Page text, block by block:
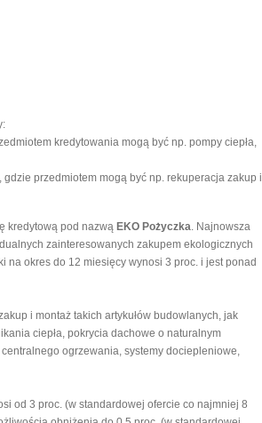
kredytowania mogą być np. pompy ciepła,
, gdzie przedmiotem mogą być np. rekuperacja zakup i
kredytową pod nazwą EKO Pożyczka. Najnowsza
zainteresowanych zakupem ekologicznych
na okres do 12 miesięcy wynosi 3 proc. i jest ponad
i montaż takich artykułów budowlanych, jak
ciepła, pokrycia dachowe o naturalnym
ogrzewania, systemy dociepleniowe,
od 3 proc. (w standardowej ofercie co najmniej 8